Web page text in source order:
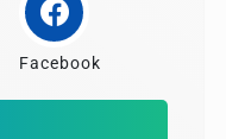
Facebook